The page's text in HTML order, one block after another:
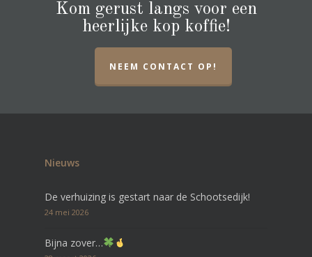
Kom gerust langs voor een
heerlijke kop koffie!
NEEM CONTACT OP!
Nieuws
De verhuizing is gestart naar de Schootsedijk!
24 mei 2026
Bijna zover…